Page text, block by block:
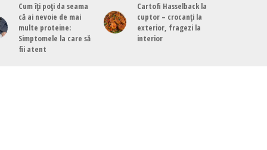
Cum îți poți da seama
că ai nevoie de mai
multe proteine:
Simptomele la care să
fii atent
Cartofi Hasselback la
cuptor – crocanți la
exterior, fragezi la
interior